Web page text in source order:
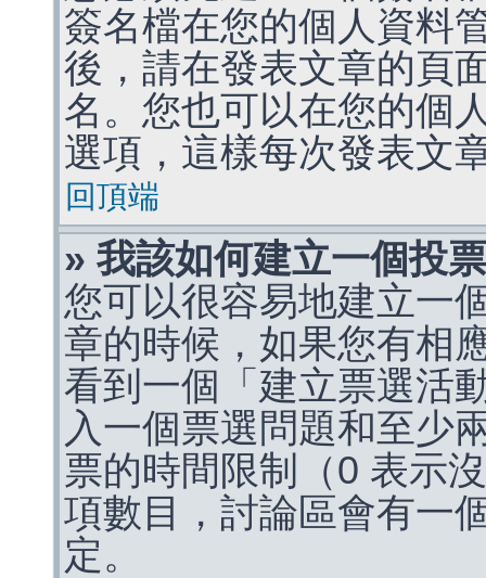
簽名檔在您的個人資料
後，請在發表文章的頁
名。您也可以在您的個
選項，這樣每次發表文
回頂端
» 我該如何建立一個投
您可以很容易地建立一
章的時候，如果您有相
看到一個「建立票選活
入一個票選問題和至少
票的時間限制（0 表示
項數目，討論區會有一
定。